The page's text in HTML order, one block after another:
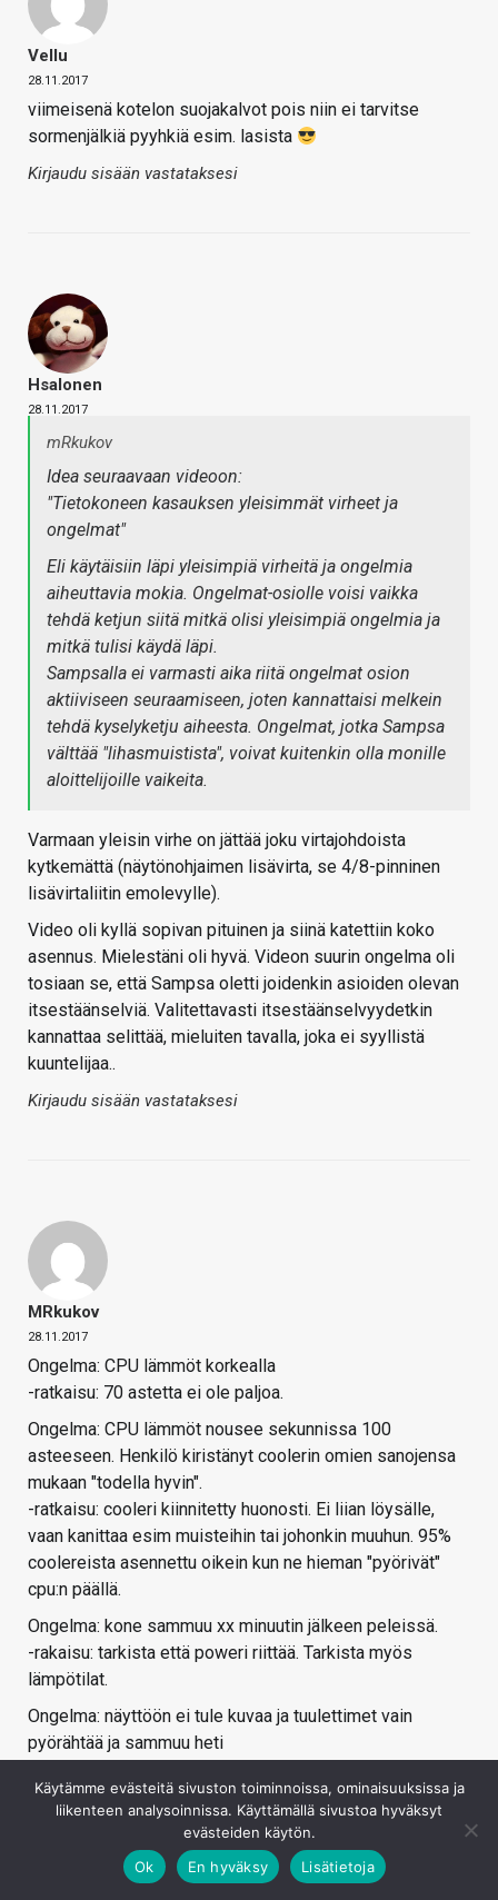
Vellu
28.11.2017
viimeisenä kotelon suojakalvot pois niin ei tarvitse
sormenjälkiä pyyhkiä esim. lasista
Kirjaudu sisään vastataksesi
Hsalonen
28.11.2017
mRkukov
Idea seuraavaan videoon:
"Tietokoneen kasauksen yleisimmät virheet ja
ongelmat"
Eli käytäisiin läpi yleisimpiä virheitä ja ongelmia
aiheuttavia mokia. Ongelmat-osiolle voisi vaikka
tehdä ketjun siitä mitkä olisi yleisimpiä ongelmia ja
mitkä tulisi käydä läpi.
Sampsalla ei varmasti aika riitä ongelmat osion
aktiiviseen seuraamiseen, joten kannattaisi melkein
tehdä kyselyketju aiheesta. Ongelmat, jotka Sampsa
välttää "lihasmuistista", voivat kuitenkin olla monille
aloittelijoille vaikeita.
Varmaan yleisin virhe on jättää joku virtajohdoista
kytkemättä (näytönohjaimen lisävirta, se 4/8-pinninen
lisävirtaliitin emolevylle).
Video oli kyllä sopivan pituinen ja siinä katettiin koko
asennus. Mielestäni oli hyvä. Videon suurin ongelma oli
tosiaan se, että Sampsa oletti joidenkin asioiden olevan
itsestäänselviä. Valitettavasti itsestäänselvyydetkin
kannattaa selittää, mieluiten tavalla, joka ei syyllistä
kuuntelijaa..
Kirjaudu sisään vastataksesi
MRkukov
28.11.2017
Ongelma: CPU lämmöt korkealla
-ratkaisu: 70 astetta ei ole paljoa.
Ongelma: CPU lämmöt nousee sekunnissa 100
asteeseen. Henkilö kiristänyt coolerin omien sanojensa
mukaan "todella hyvin".
-ratkaisu: cooleri kiinnitetty huonosti. Ei liian löysälle,
vaan kanittaa esim muisteihin tai johonkin muuhun. 95%
coolereista asennettu oikein kun ne hieman "pyörivät"
cpu:n päällä.
Ongelma: kone sammuu xx minuutin jälkeen peleissä.
-rakaisu: tarkista että poweri riittää. Tarkista myös
lämpötilat.
Ongelma: näyttöön ei tule kuvaa ja tuulettimet vain
pyörähtää ja sammuu heti
olevat korokkeet.
Ongelma: näyttöön ei tule kuvaa eikä kone käynnisty
-ratkaisu: katso vikavalot ja lue manuaali. Jotain jäänyt
kytkemättä. Tarkista kaikki johdot.
Käytämme evästeitä sivuston toiminnoissa, ominaisuuksissa ja
liikenteen analysoinnissa. Käyttämällä sivustoa hyväksyt
evästeiden käytön.
Ok
En hyväksy Lisätietoja